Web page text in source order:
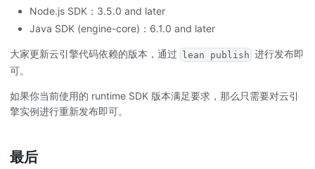
Node.js SDK：3.5.0 and later
Java SDK (engine-core)：6.1.0 and later
大家更新云引擎代码依赖的版本，通过 lean publish 进行发布即
可。
如果你当前使用的 runtime SDK 版本满足要求，那么只需要对云引
擎实例进行重新发布即可。
最后